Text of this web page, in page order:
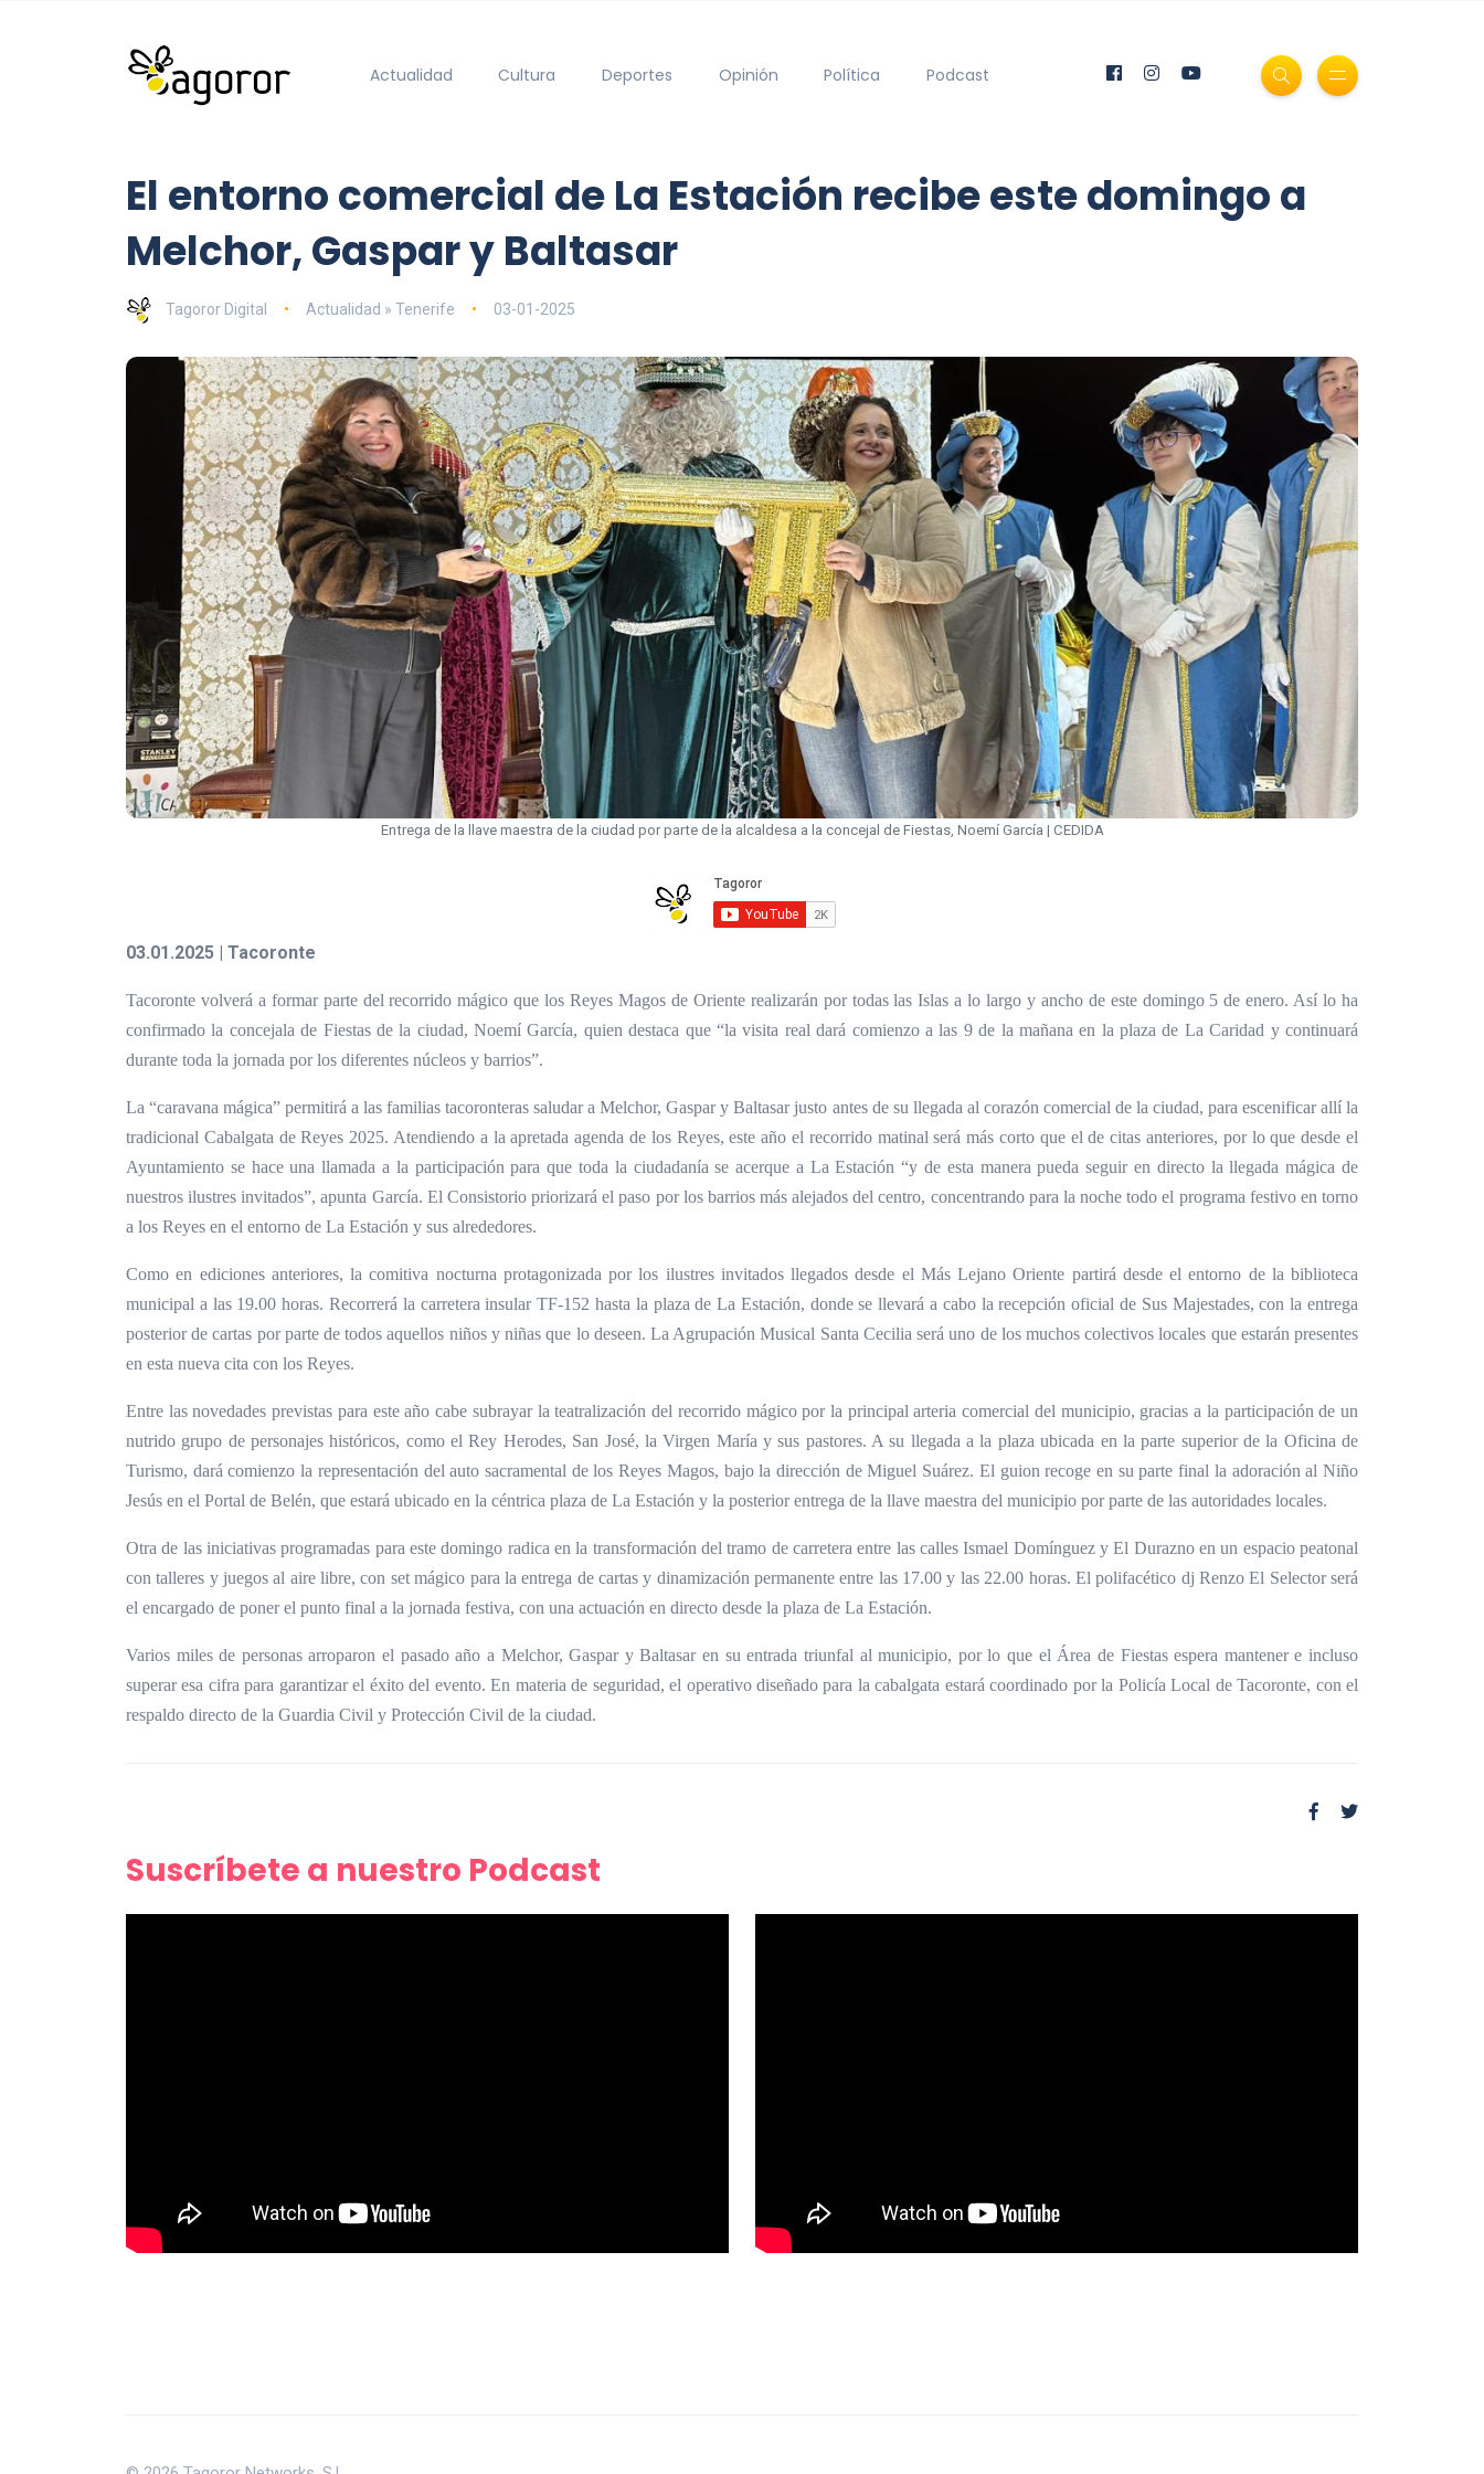
Actualidad Cultura Deportes Opinión Política Podcast
El entorno comercial de La Estación recibe este domingo a
Melchor, Gaspar y Baltasar
Tagoror Digital Actualidad » Tenerife 03-01-2025
Entrega de la llave maestra de la ciudad por parte de la alcaldesa a la concejal de Fiestas, Noemí García | CEDIDA
03.01.2025 | Tacoronte
Tacoronte volverá a formar parte del recorrido mágico que los Reyes Magos de Oriente realizarán por todas las Islas a lo largo y ancho de este domingo 5 de enero. Así lo ha
confirmado la concejala de Fiestas de la ciudad, Noemí García, quien destaca que “la visita real dará comienzo a las 9 de la mañana en la plaza de La Caridad y continuará
durante toda la jornada por los diferentes núcleos y barrios”.
La “caravana mágica” permitirá a las familias tacoronteras saludar a Melchor, Gaspar y Baltasar justo antes de su llegada al corazón comercial de la ciudad, para escenificar allí la
tradicional Cabalgata de Reyes 2025. Atendiendo a la apretada agenda de los Reyes, este año el recorrido matinal será más corto que el de citas anteriores, por lo que desde el
Ayuntamiento se hace una llamada a la participación para que toda la ciudadanía se acerque a La Estación “y de esta manera pueda seguir en directo la llegada mágica de
nuestros ilustres invitados”, apunta García. El Consistorio priorizará el paso por los barrios más alejados del centro, concentrando para la noche todo el programa festivo en torno
a los Reyes en el entorno de La Estación y sus alrededores.
Como en ediciones anteriores, la comitiva nocturna protagonizada por los ilustres invitados llegados desde el Más Lejano Oriente partirá desde el entorno de la biblioteca
municipal a las 19.00 horas. Recorrerá la carretera insular TF-152 hasta la plaza de La Estación, donde se llevará a cabo la recepción oficial de Sus Majestades, con la entrega
posterior de cartas por parte de todos aquellos niños y niñas que lo deseen. La Agrupación Musical Santa Cecilia será uno de los muchos colectivos locales que estarán presentes
en esta nueva cita con los Reyes.
Entre las novedades previstas para este año cabe subrayar la teatralización del recorrido mágico por la principal arteria comercial del municipio, gracias a la participación de un
nutrido grupo de personajes históricos, como el Rey Herodes, San José, la Virgen María y sus pastores. A su llegada a la plaza ubicada en la parte superior de la Oficina de
Turismo, dará comienzo la representación del auto sacramental de los Reyes Magos, bajo la dirección de Miguel Suárez. El guion recoge en su parte final la adoración al Niño
Jesús en el Portal de Belén, que estará ubicado en la céntrica plaza de La Estación y la posterior entrega de la llave maestra del municipio por parte de las autoridades locales.
Otra de las iniciativas programadas para este domingo radica en la transformación del tramo de carretera entre las calles Ismael Domínguez y El Durazno en un espacio peatonal
con talleres y juegos al aire libre, con set mágico para la entrega de cartas y dinamización permanente entre las 17.00 y las 22.00 horas. El polifacético dj Renzo El Selector será
el encargado de poner el punto final a la jornada festiva, con una actuación en directo desde la plaza de La Estación.
Varios miles de personas arroparon el pasado año a Melchor, Gaspar y Baltasar en su entrada triunfal al municipio, por lo que el Área de Fiestas espera mantener e incluso
superar esa cifra para garantizar el éxito del evento. En materia de seguridad, el operativo diseñado para la cabalgata estará coordinado por la Policía Local de Tacoronte, con el
respaldo directo de la Guardia Civil y Protección Civil de la ciudad.
Suscríbete a nuestro Podcast